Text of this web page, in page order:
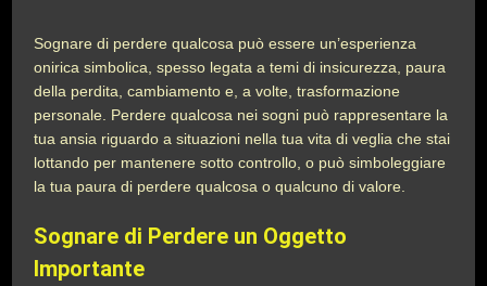
Sognare di perdere qualcosa può essere un’esperienza
onirica simbolica, spesso legata a temi di insicurezza, paura
della perdita, cambiamento e, a volte, trasformazione
personale. Perdere qualcosa nei sogni può rappresentare la
tua ansia riguardo a situazioni nella tua vita di veglia che stai
lottando per mantenere sotto controllo, o può simboleggiare
la tua paura di perdere qualcosa o qualcuno di valore.
Sognare di Perdere un Oggetto
Importante